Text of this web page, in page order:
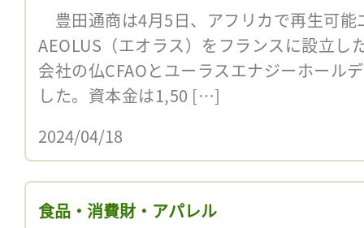
豊田通商は4月5日、アフリカで再生可能
AEOLUS（エオラス）をフランスに設立し
会社の仏CFAOとユーラスエナジーホール
した。資本金は1,50 […]
2024/04/18
食品・消費財・アパレル